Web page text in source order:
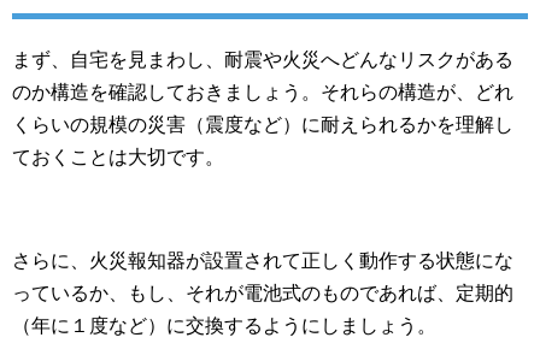
まず、自宅を見まわし、耐震や火災へどんなリスクがある
のか構造を確認しておきましょう。それらの構造が、どれ
くらいの規模の災害（震度など）に耐えられるかを理解し
ておくことは大切です。
さらに、火災報知器が設置されて正しく動作する状態にな
っているか、もし、それが電池式のものであれば、定期的
（年に１度など）に交換するようにしましょう。